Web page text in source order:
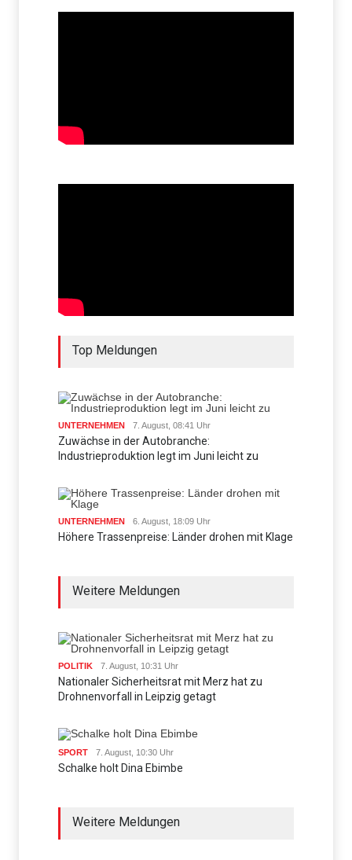
Top Meldungen
UNTERNEHMEN 7. August, 08:41 Uhr
Zuwächse in der Autobranche:
Industrieproduktion legt im Juni leicht zu
UNTERNEHMEN 6. August, 18:09 Uhr
Höhere Trassenpreise: Länder drohen mit Klage
Weitere Meldungen
POLITIK 7. August, 10:31 Uhr
Nationaler Sicherheitsrat mit Merz hat zu
Drohnenvorfall in Leipzig getagt
SPORT 7. August, 10:30 Uhr
Schalke holt Dina Ebimbe
Weitere Meldungen